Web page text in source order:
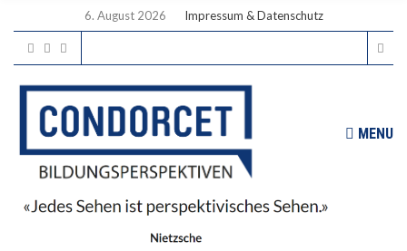
6. August 2026 Impressum & Datenschutz
MENU